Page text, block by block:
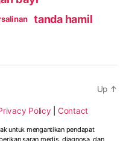
tanda hamil
Policy Contact
Up ↑
untuk mengantikan pendapat